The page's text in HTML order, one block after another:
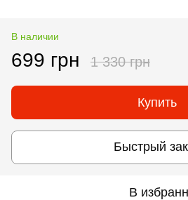
В наличии
699 грн 1 330 грн
Купить
Быстрый
В